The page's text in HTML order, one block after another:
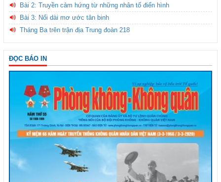
Bài 2: Truyền cảm hứng từ những nhân tố điển hình
Bài 3: Nối dài mơ ước tân binh
Tháng Ba trên trận địa Trung đoàn 218
ĐỌC BÁO IN